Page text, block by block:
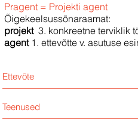
Pragent = Projekti agent
Õigekeelsussõnaraamat:
projekt3. konkreetne terviklik
agent1. ettevõtte v. asutuse
Ettevõte
Teenused